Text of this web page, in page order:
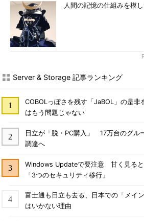
人間の記憶の仕組みを模
Server & Storage 記事ランキング
COBOLっぽさを残す「JaBOL」の是
はもう問題じゃない
日立が「脱・PC購入」 17万台のグル
調達へ
Windows Updateで要注意 甘く見ると
「3つのセキュリティ移行」
富士通も日立も去る、日本での「メイ
はいかない理由